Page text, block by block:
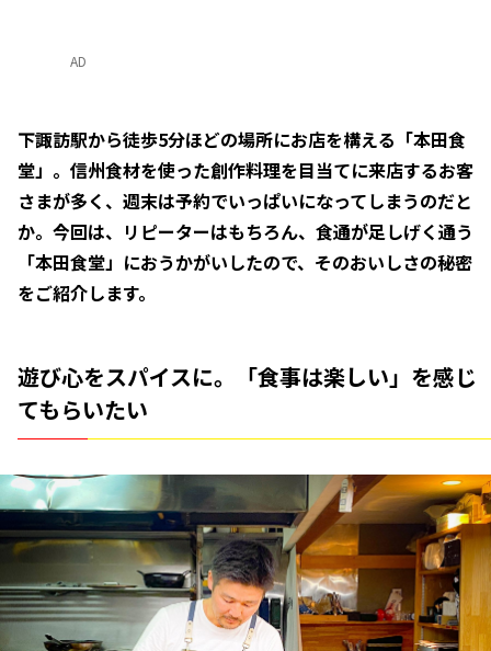
AD
下諏訪駅から徒歩5分ほどの場所にお店を構える「本田食
堂」。信州食材を使った創作料理を目当てに来店するお客
さまが多く、週末は予約でいっぱいになってしまうのだと
か。今回は、リピーターはもちろん、食通が足しげく通う
「本田食堂」におうかがいしたので、そのおいしさの秘密
をご紹介します。
遊び心をスパイスに。「食事は楽しい」を感じ
てもらいたい